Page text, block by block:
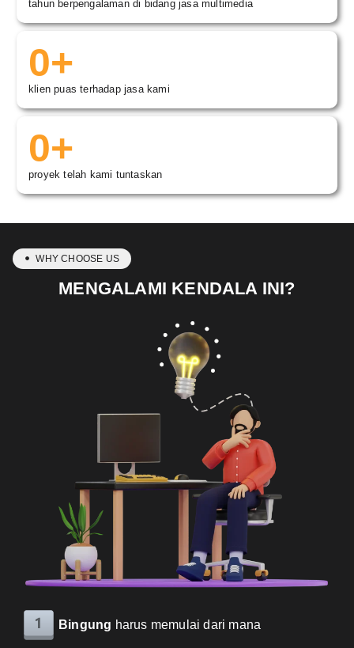
tahun berpengalaman di bidang jasa multimedia
klien puas terhadap jasa kami
0+
proyek telah kami tuntaskan
0+
WHY CHOOSE US
MENGALAMI KENDALA INI?
Bingung harus memulai dari mana